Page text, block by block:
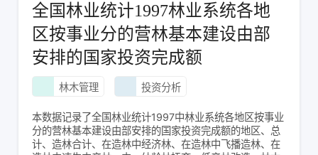
全国林业统计1997林业系统各地
区按事业分的营林基本建设由部
安排的国家投资完成额
林木管理 投资分析
本数据记录了全国林业统计1997中林业系统各地区按事业
分的营林基本建设由部安排的国家投资完成额的地区、总
计、造林合计、在造林中经济林、在造林中飞播造林、在